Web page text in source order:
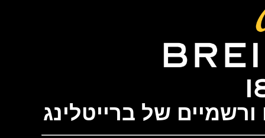
של ברייטלינג